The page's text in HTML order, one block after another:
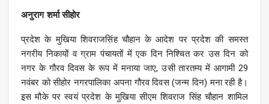
अनुराग शर्मा सीहोर
प्रदेश के मुखिया शिवराजसिंह चौहान के आदेश पर प्रदेश की समस्त
नगरीय निकायों व ग्राम पंचायतों में एक दिन निश्चित कर उस दिन को
नगर के गौरव दिवस के रूप में मनाया जाए, उसी तारतम्य में आगामी 29
नवंबर को सीहोर नगरपालिका अपना गौरव दिवस (जन्म दिन) मना रही है।
इस मौके पर स्वयं प्रदेश के मुखिया सीएम शिवराज सिंह चौहान शामिल